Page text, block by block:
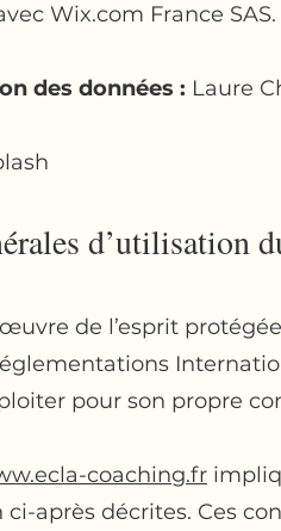
Wix.com France
des données : Laure
d’utilisation
de l’esprit
pour son propre
coaching.fr
après décrites. Ces